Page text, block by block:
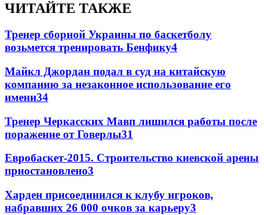
ЧИТАЙТЕ ТАКЖЕ
Тренер сборной Украины по баскетболу
возьмется тренировать Бенфику4
Майкл Джордан подал в суд на китайскую
компанию за незаконное использование его
имени34
Тренер Черкасских Мавп лишился работы после
поражение от Говерлы31
Евробаскет-2015. Строительство киевской арены
приостановлено3
Харден присоединился к клубу игроков,
набравших 26 000 очков за карьеру3